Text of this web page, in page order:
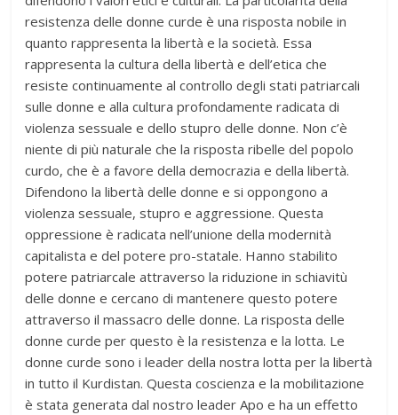
resistenza delle donne curde è una risposta nobile in
quanto rappresenta la libertà e la società. Essa
rappresenta la cultura della libertà e dell’etica che
resiste continuamente al controllo degli stati patriarcali
sulle donne e alla cultura profondamente radicata di
violenza sessuale e dello stupro delle donne. Non c’è
niente di più naturale che la risposta ribelle del popolo
curdo, che è a favore della democrazia e della libertà.
Difendono la libertà delle donne e si oppongono a
violenza sessuale, stupro e aggressione. Questa
oppressione è radicata nell’unione della modernità
capitalista e del potere pro-statale. Hanno stabilito
potere patriarcale attraverso la riduzione in schiavitù
delle donne e cercano di mantenere questo potere
attraverso il massacro delle donne. La risposta delle
donne curde per questo è la resistenza e la lotta. Le
donne curde sono i leader della nostra lotta per la libertà
in tutto il Kurdistan. Questa coscienza e la mobilitazione
è stata generata dal nostro leader Apo e ha un effetto